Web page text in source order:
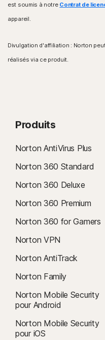
Processeur Intel
Systèmes
Intel 64 bits et ARM
Systèmes
Android 9.0 ou
Systèmes
iOS 15.0 ou version
est soumis à notre Contrat de
appareil.
Divulgation d'affiliation : Norton
réalisés via ce produit.
Produits
Norton AntiVirus Plus
Norton 360 Standard
Norton 360 Deluxe
Norton 360 Premium
Norton 360 for Gamers
Norton VPN
Norton AntiTrack
Norton Family
Norton Mobile Security
pour Android
Norton Mobile Security
pour iOS